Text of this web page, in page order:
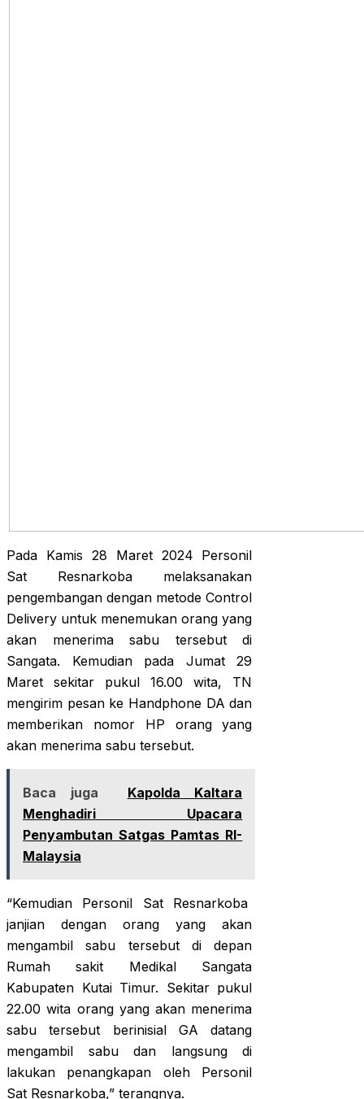
Pada Kamis 28 Maret 2024 Personil
Sat Resnarkoba melaksanakan
pengembangan dengan metode Control
Delivery untuk menemukan orang yang
akan menerima sabu tersebut di
Sangata. Kemudian pada Jumat 29
Maret sekitar pukul 16.00 wita, TN
mengirim pesan ke Handphone DA dan
memberikan nomor HP orang yang
akan menerima sabu tersebut.
Baca juga
Kapolda Kaltara
Menghadiri Upacara
Penyambutan Satgas Pamtas RI-
Malaysia
“Kemudian Personil Sat Resnarkoba
janjian dengan orang yang akan
mengambil sabu tersebut di depan
Rumah sakit Medikal Sangata
Kabupaten Kutai Timur. Sekitar pukul
22.00 wita orang yang akan menerima
sabu tersebut berinisial GA datang
mengambil sabu dan langsung di
lakukan penangkapan oleh Personil
Sat Resnarkoba,” terangnya.